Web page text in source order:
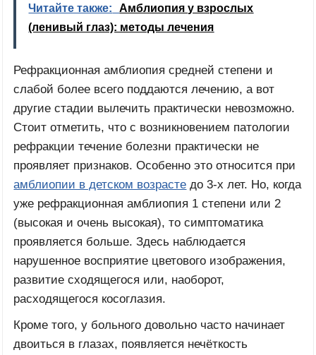
Читайте также:
Амблиопия у взрослых
(ленивый глаз): методы лечения
Рефракционная амблиопия средней степени и
слабой более всего поддаются лечению, а вот
другие стадии вылечить практически невозможно.
Стоит отметить, что с возникновением патологии
рефракции течение болезни практически не
проявляет признаков. Особенно это относится при
амблиопии в детском возрасте до 3-х лет. Но, когда
уже рефракционная амблиопия 1 степени или 2
(высокая и очень высокая), то симптоматика
проявляется больше. Здесь наблюдается
нарушенное восприятие цветового изображения,
развитие сходящегося или, наоборот,
расходящегося косоглазия.
Кроме того, у больного довольно часто начинает
двоиться в глазах, появляется нечёткость